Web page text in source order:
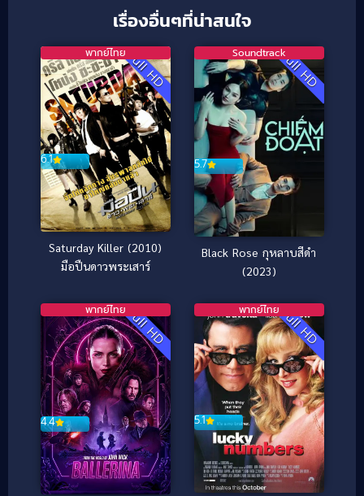
เรื่องอื่นๆที่น่าสนใจ
Full HD
6.1
พากย์ไทย
Saturday Killer (2010)
มือปืนดาวพระเสาร์
Full HD
5.7
Soundtrack
Black Rose กุหลาบสีดำ
(2023)
Full HD
4.4
พากย์ไทย Full HD
5.1
พากย์ไทย